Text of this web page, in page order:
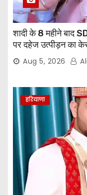
शादी के 8 महीने बाद
पर दहेज उत्पीड़न का
Aug 5, 2026
हरियाणा